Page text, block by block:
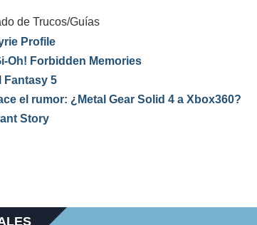
de Trucos/Guías
Profile
Oh! Forbidden Memories
Fantasy 5
el rumor: ¿Metal Gear Solid 4 a Xbox360?
Story